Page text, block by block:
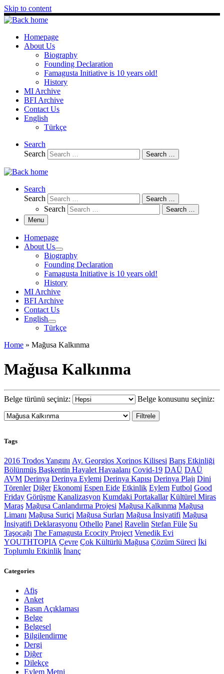
Skip to content
Homepage
About Us
Biography
Founding Declaration
Famagusta Initiative is 10 years old!
History
MI Archive
BFI Archive
Contact Us
English
Türkçe
Search
Search
Search …
Search
Search
Search …
Search
Search …
Menu
Homepage
About Us
Biography
Founding Declaration
Famagusta Initiative is 10 years old!
History
MI Archive
BFI Archive
Contact Us
English
Türkçe
Home » Mağusa Kalkınma
Mağusa Kalkınma
Belge türünü seçiniz: Belge konusunu seçiniz:
Tags
2016 Trodos Yangını Ay. Georgios Xorinos Kilisesi Barış Etkinliği
Bölünmüş Başkentin Hayalet Havaalanı Covid-19 DAÜ DAÜ
AVM Derinya Derinya Eylemi Derinya Kapısı Derinya Plajı Dini
Törenler Diğer Ekonomi Espen Eide Etkinlik Eylem Futbol Good
Friday Görüşme Kanalizasyon Kumdaki Portakallar Kültürel Miras
Maraş Mağusa Canlandırma Projesi Mağusa Kalkınma Mağusa
Limanı Mağusa Suriçi Mağusa Surları Mağusa İnsiyatifi Mağusa
İnsiyatifi Deklarasyonu Othello Panel Ravelin Stefan Füle Su
Taşocağı The Famagusta Ecocity Project Venedik Evi
YOUTHTOPIA Çevre Çok Kültürlü Mağusa Çözüm Süreci İki
Toplumlu Etkinlik İnanç
Categories
Afiş
Anket
Basın Açıklaması
Belge
Belgesel
Bilgilendirme
Dergi
Diğer
Dilekçe
Eylem Metni